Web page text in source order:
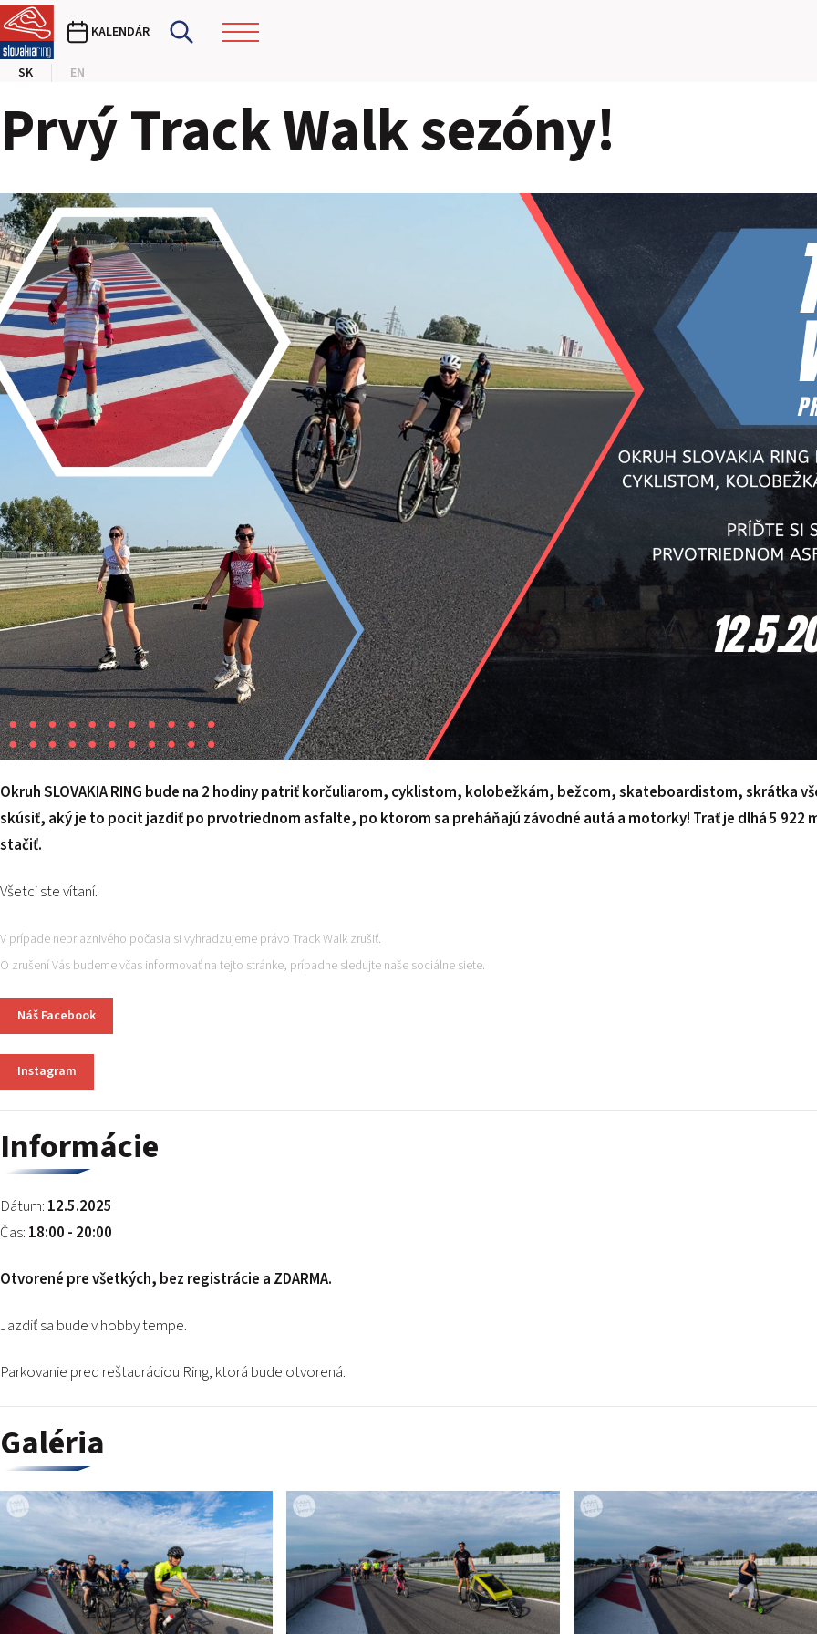
KALENDÁR
SK EN
Prvý Track Walk sezóny!
Okruh SLOVAKIA RING bude na 2 hodiny patriť korčuliarom, cyklistom, kolobežkám, bežcom, skateboardistom, skrátka
skúsiť, aký je to pocit jazdiť po prvotriednom asfalte, po ktorom sa preháňajú závodné autá a motorky! Trať je dlhá 5 922
stačiť.
Všetci ste vítaní.
V prípade nepriaznivého počasia si vyhradzujeme právo Track Walk zrušiť.
O zrušení Vás budeme včas informovať na tejto stránke, prípadne sledujte naše sociálne siete.
Náš Facebook
Instagram
Informácie
Dátum: 12.5.2025
Čas: 18:00 - 20:00
Otvorené pre všetkých, bez registrácie a ZDARMA.
Jazdiť sa bude v hobby tempe.
Parkovanie pred reštauráciou Ring, ktorá bude otvorená.
Galéria